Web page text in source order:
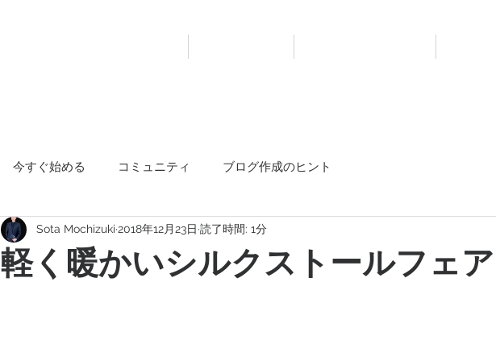
今すぐ始める コミュニティ ブログ作成のヒント
軽く暖かいシルクストールフェ
Sota Mochizuki 2018年12月23日 読了時間: 1分